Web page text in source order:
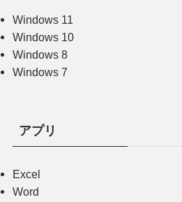
Windows 11
Windows 10
Windows 8
Windows 7
アプリ
Excel
Word